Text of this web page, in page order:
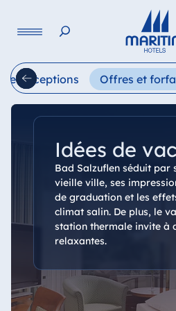
English
et réceptions Offres et
Idées de
Bad Salzuflen séduit par
vieille ville, ses
de graduation et les
climat salin. De plus, le
station thermale invite à
relaxantes.